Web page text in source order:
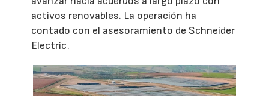
activos renovables. La operación ha
contado con el asesoramiento de Schneider
Electric.